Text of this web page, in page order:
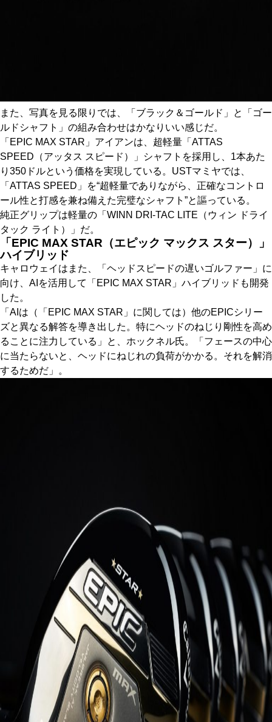
また、写真を見る限りでは、「ブラック＆ゴールド」と「ゴー
ルドシャフト」の組み合わせはかなりいい感じだ。
「EPIC MAX STAR」アイアンは、超軽量「ATTAS
SPEED（アッタス スピード）」シャフトを採用し、1本あた
り350ドルという価格を実現している。USTマミヤでは、
「ATTAS SPEED」を“超軽量でありながら、正確なコントロ
ール性と打感を兼ね備えた完璧なシャフト”と謳っている。
純正グリップは軽量の「WINN DRI-TAC LITE（ウィン ドライ
タック ライト）」だ。
「EPIC MAX STAR（エピック マックス スター）」
ハイブリッド
キャロウェイはまた、「ヘッドスピードの遅いゴルファー」に
向け、AIを活用して「EPIC MAX STAR」ハイブリッドも開発
した。
「AIは（「EPIC MAX STAR」に関しては）他のEPICシリー
ズと異なる解答を導き出した。特にヘッドのねじり剛性を高め
ることに注力している」と、ホックネル氏。「フェースの中心
に当たらないと、ヘッドにねじれの負荷がかかる。それを解消
するためだ」。